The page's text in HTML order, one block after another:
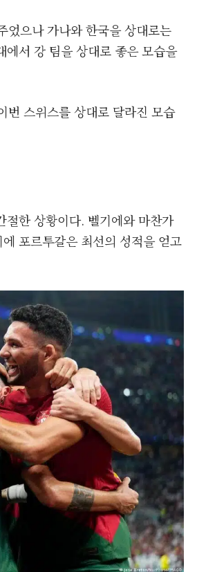
었으나 가나와 한국을 상대로는
서 강 팀을 상대로 좋은 모습을
번 스위스를 상대로 달라진 모습
한 상황이다. 벨기에와 마찬가
포르투갈은 최선의 성적을 얻고